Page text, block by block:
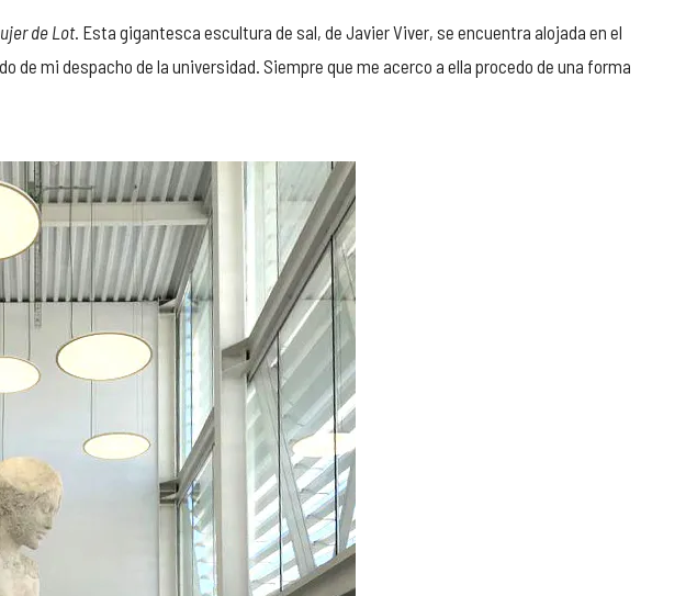
de Lot. Esta gigantesca escultura de sal, de Javier Viver, se encuentra alojada en el
de mi despacho de la universidad. Siempre que me acerco a ella procedo de una forma